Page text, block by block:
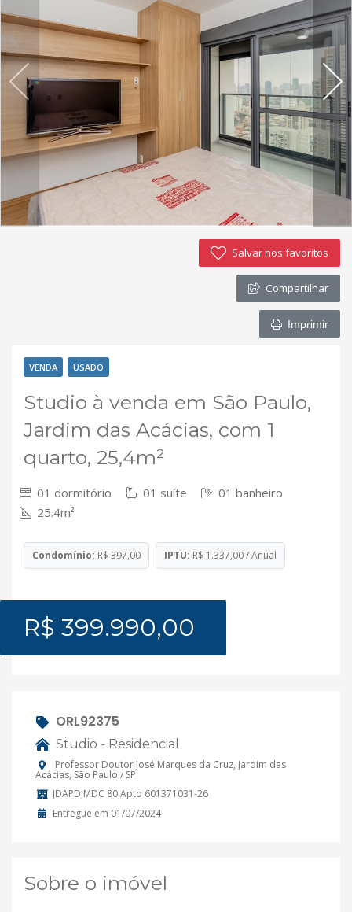
Salvar nos favoritos
Compartilhar
Imprimir
VENDA USADO
Studio à venda em São Paulo,
Jardim das Acácias, com 1
quarto, 25,4m²
01 dormitório 01 suíte
01 banheiro
25.4m²
Condomínio: R$ 397,00 IPTU: R$ 1.337,00 / Anual
R$ 399.990,00
ORL92375
Studio - Residencial
Professor Doutor José Marques da Cruz, Jardim das
Acácias, São Paulo / SP
JDAPDJMDC 80 Apto 601371031-26
Entregue em 01/07/2024
Sobre o imóvel